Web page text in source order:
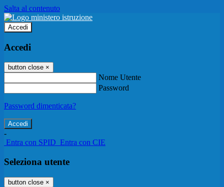
Salta al contenuto
Accedi
Accedi
button close ×
Nome Utente
Password
Password dimenticata?
-
Entra con SPID Entra con CIE
Seleziona utente
button close ×